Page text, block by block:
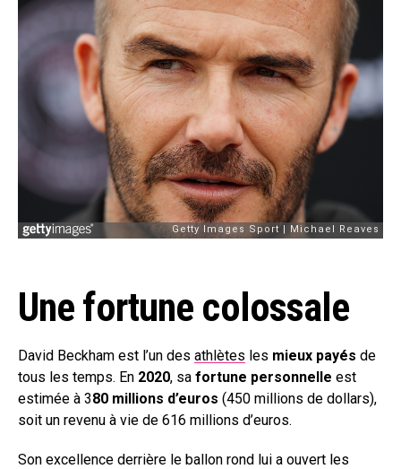
Une fortune colossale
David Beckham est l’un des athlètes les mieux payés de
tous les temps. En 2020, sa fortune personnelle est
estimée à 380 millions d’euros (450 millions de dollars),
soit un revenu à vie de 616 millions d’euros.
Son excellence derrière le ballon rond lui a ouvert les